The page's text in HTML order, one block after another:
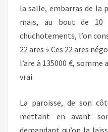
la salle, embarras de la
mais, au bout de 10
chuchotements, l’on
22 ares » Ces 22 ares
l’are à 135000 €,
vrai.
La paroisse, de son
mettant en avant
demandant qu’on la